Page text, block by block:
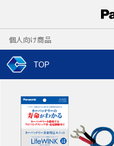
個人向け商品
TOP